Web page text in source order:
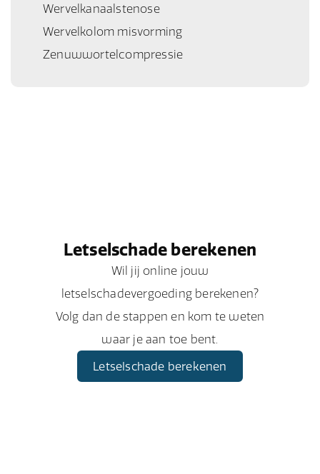
Wervelkanaalstenose
Wervelkolom misvorming
Zenuwwortelcompressie
Letselschade berekenen
Wil jij online jouw
letselschadevergoeding berekenen?
Volg dan de stappen en kom te weten
waar je aan toe bent.
Letselschade berekenen